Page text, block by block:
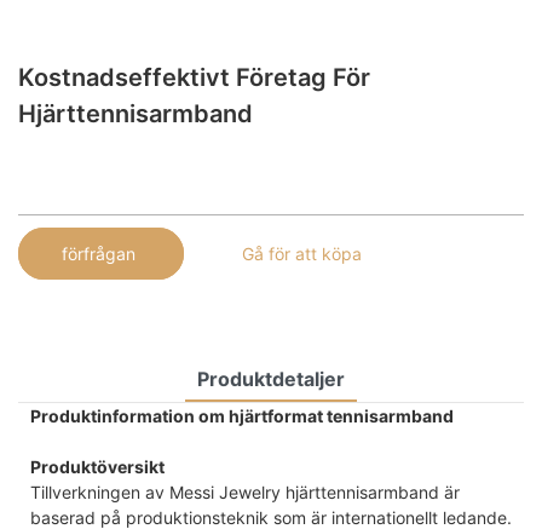
Kostnadseffektivt Företag För
Hjärttennisarmband
förfrågan Gå för att köpa
Produktdetaljer
Produktinformation om hjärtformat tennisarmband
Produktöversikt
Tillverkningen av Messi Jewelry hjärttennisarmband är
baserad på produktionsteknik som är internationellt ledande.